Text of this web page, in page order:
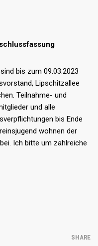
bis zum 09.03.2023
Lipschitzallee
Teilnahme- und
und alle
bis Ende
wohnen der
Ich bitte um zahlreiche
SHARE